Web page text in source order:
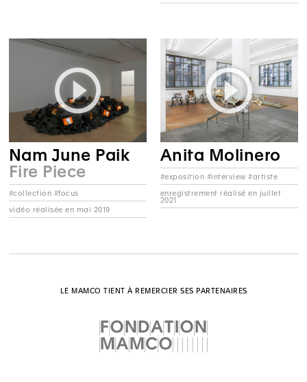
Nam June Paik
Fire Piece
#collection #focus
vidéo réalisée en mai 2019
Anita Molinero
#exposition #interview #artiste
enregistrement réalisé en juillet
2021
LE MAMCO TIENT À REMERCIER SES PARTENAIRES